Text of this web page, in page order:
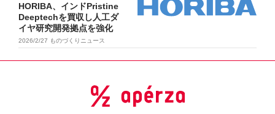
HORIBA、インドPristine
Deeptechを買収し人工ダ
イヤ研究開発拠点を強化
2026/2/27 ものづくりニュース